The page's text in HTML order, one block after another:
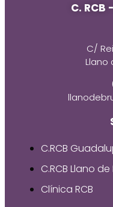
C. RCB
C/
Llano
C.RCB
C.RCB Llano de
Clínica RCB